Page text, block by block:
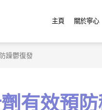
主頁 關於寧心
躁鬱復發
有效預